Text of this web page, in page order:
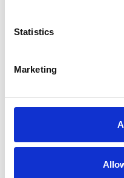
Statistics
Marketing